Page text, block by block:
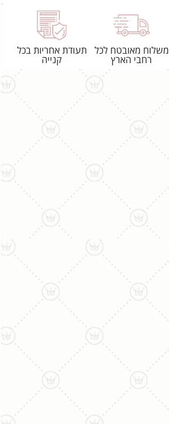
משלוח מאובטח לכל
רחבי הארץ
תעודת אחריות בכל
קנייה